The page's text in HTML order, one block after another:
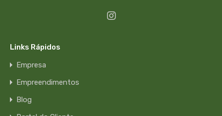
Links Rápidos
Empresa
Empreendimentos
Blog